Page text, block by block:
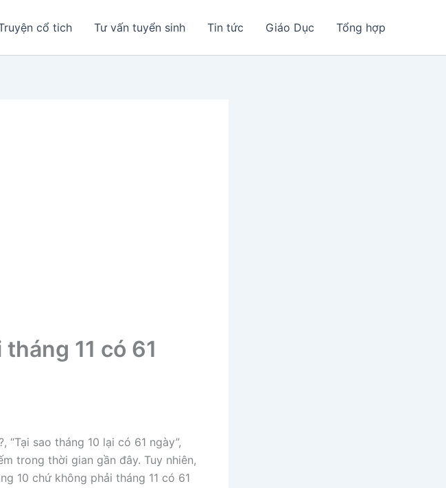
cổ tich Tư vấn tuyển sinh Tin tức Giáo Dục Tổng hợp
11 có 61
“Tại sao tháng 10 lại có 61 ngày”,
trong thời gian gần đây. Tuy nhiên,
10 chứ không phải tháng 11 có 61